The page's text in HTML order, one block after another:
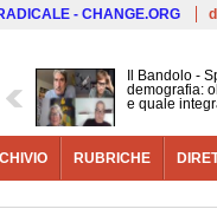
- CHANGE.ORG
Il Bandolo -
demografia:
e quale
RUBRICHE